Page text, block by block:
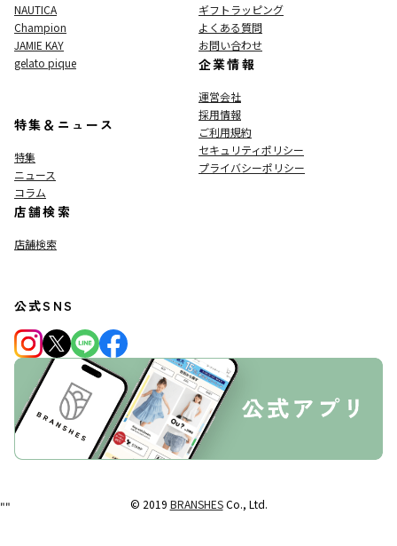
NAUTICA
Champion
JAMIE KAY
gelato pique
特集＆ニュース
特集
ニュース
コラム
店舗検索
店舗検索
ギフトラッピング
よくある質問
お問い合わせ
企業情報
運営会社
採用情報
ご利用規約
セキュリティポリシー
プライバシーポリシー
公式SNS
© 2019 BRANSHESCo., Ltd.
""